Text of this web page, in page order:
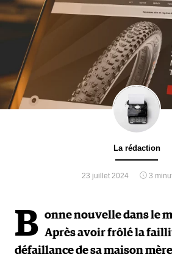
La rédaction
23 juillet 2024 3
B onne nouvelle dans le
Après avoir frôlé la
défaillance de sa maison